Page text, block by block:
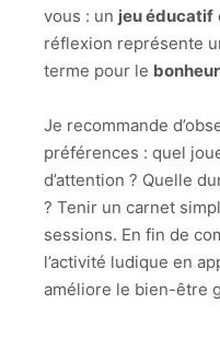
vous : un jeu éducatif
réflexion représente
terme pour le
Je recommande
préférences : quel
d’attention ? Quelle
? Tenir un carnet
sessions. En fin de
l’activité ludique en
améliore le bien-être